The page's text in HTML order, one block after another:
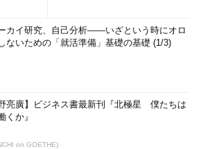
カイ研究、自己分析――いざという時にオロ
ないための「就活準備」基礎の基礎 (1/3)
野亮廣】ビジネス書最新刊『北極星 僕たちは
くか』
on GOETHE)